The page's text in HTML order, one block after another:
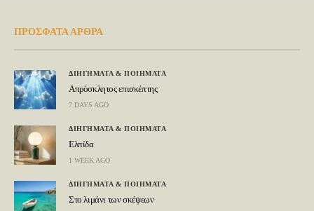
ΠΡΟΣΦΑΤΑ ΑΡΘΡΑ
ΔΙΗΓΗΜΑΤΑ & ΠΟΙΗΜΑΤΑ
Απρόσκλητος επισκέπτης
7 DAYS AGO
ΔΙΗΓΗΜΑΤΑ & ΠΟΙΗΜΑΤΑ
Ελπίδα
1 WEEK AGO
ΔΙΗΓΗΜΑΤΑ & ΠΟΙΗΜΑΤΑ
Στο λιμάνι των σκέψεων